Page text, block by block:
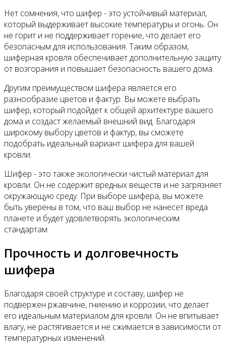
Нет сомнения, что шифер - это устойчивый материал,
который выдерживает высокие температуры и огонь. Он
не горит и не поддерживает горение, что делает его
безопасным для использования. Таким образом,
шиферная кровля обеспечивает дополнительную защиту
от возгорания и повышает безопасность вашего дома.
Другим преимуществом шифера является его
разнообразие цветов и фактур. Вы можете выбрать
шифер, который подойдет к общей архитектуре вашего
дома и создаст желаемый внешний вид. Благодаря
широкому выбору цветов и фактур, вы сможете
подобрать идеальный вариант шифера для вашей
кровли.
Шифер - это также экологически чистый материал для
кровли. Он не содержит вредных веществ и не загрязняет
окружающую среду. При выборе шифера, вы можете
быть уверены в том, что ваш выбор не нанесет вреда
планете и будет удовлетворять экологическим
стандартам.
Прочность и долговечность
шифера
Благодаря своей структуре и составу, шифер не
подвержен ржавчине, гниению и коррозии, что делает
его идеальным материалом для кровли. Он не впитывает
влагу, не растягивается и не сжимается в зависимости от
температурных изменений.